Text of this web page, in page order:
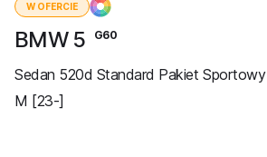
W OFERCIE
BMW 5 G60
Sedan 520d Standard Pakiet Sportowy
M [23-]